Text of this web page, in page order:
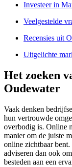
Investeer in
Veelgestelde
Recensies uit
Uitgelichte
Het zoeken
Oudewater
Vaak denken
hun vertrouwde
overbodig is. Online
manier om de juiste
online zichtbaar
adviseren dan ook
besteden aan een